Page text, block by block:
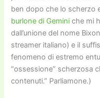
ben dopo che lo scherzo
burlone di Gemini che mi
dall’unione del nome
streamer italiano) e il
fenomeno di estremo
“ossessione” scherzosa
contenuti.” Parliamone.)